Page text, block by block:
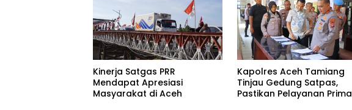
Kinerja Satgas PRR
Mendapat Apresiasi
Masyarakat di Aceh
Kapolres Aceh Tamiang
Tinjau Gedung Satpas,
Pastikan Pelayanan Prima